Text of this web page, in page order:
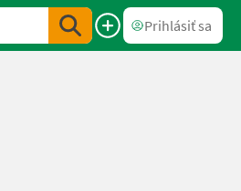
Prihlásiť sa